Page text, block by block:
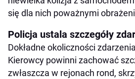
się dla nich poważnymi
Policja ustala szczegóły
Dokładne okoliczności
Kierowcy powinni zachować
zwłaszcza w rejonach rond,